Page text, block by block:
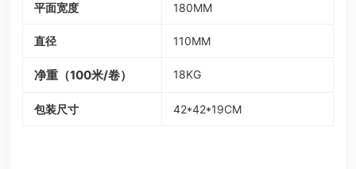
平面宽度 180MM
直径 110MM
净重（100米/卷） 18KG
包装尺寸 42*42*19CM